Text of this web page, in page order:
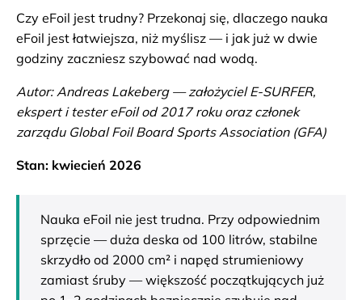
Czy eFoil jest trudny? Przekonaj się, dlaczego nauka
eFoil jest łatwiejsza, niż myślisz — i jak już w dwie
godziny zaczniesz szybować nad wodą.
Autor: Andreas Lakeberg — założyciel E-SURFER,
ekspert i tester eFoil od 2017 roku oraz członek
zarządu Global Foil Board Sports Association (GFA)
Stan: kwiecień 2026
Nauka eFoil nie jest trudna. Przy odpowiednim
sprzęcie — duża deska od 100 litrów, stabilne
skrzydło od 2000 cm² i napęd strumieniowy
zamiast śruby — większość początkujących już